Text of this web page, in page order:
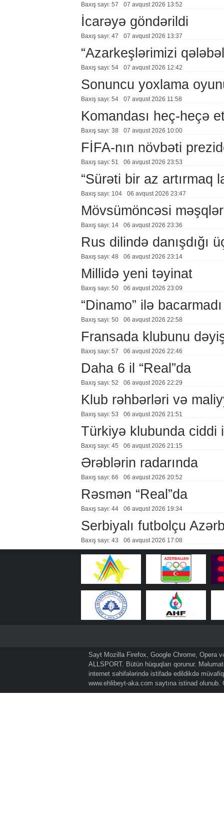
Baxış sayı: 57 07 avqust 2026 13:52
İcarəyə göndərildi
Baxış sayı: 47 07 avqust 2026 13:37
“Azarkeşlərimizi
Baxış sayı: 54 07 avqust 2026 12:42
Sonuncu yoxlama
Baxış sayı: 54 07 avqust 2026 11:58
Komandası heç-heçə
Baxış sayı: 38 07 avqust 2026 10:00
FİFA-nın növbəti
Baxış sayı: 51 06 avqust 2026 23:53
“Sürəti bir az artırmaq
Baxış sayı: 104 06 avqust 2026 23:47
Mövsümöncəsi
Baxış sayı: 14 06 avqust 2026 23:36
Rus dilində danışdığı
Baxış sayı: 48 06 avqust 2026 23:14
Millidə yeni təyinat
Baxış sayı: 50 06 avqust 2026 23:09
“Dinamo” ilə bacarmadı
Baxış sayı: 50 06 avqust 2026 22:58
Fransada klubunu
Baxış sayı: 57 06 avqust 2026 22:46
Daha 6 il “Real”da
Baxış sayı: 52 06 avqust 2026 22:29
Klub rəhbərləri və
Baxış sayı: 53 06 avqust 2026 21:51
Türkiyə klubunda ciddi
Baxış sayı: 45 06 avqust 2026 21:15
Ərəblərin radarında
Baxış sayı: 66 06 avqust 2026 20:52
Rəsmən “Real”da
Baxış sayı: 44 06 avqust 2026 19:34
Serbiyalı futbolçu
Baxış sayı: 43 06 avqust 2026 17:08
Sayt Mozilla Firefox, Google Chrome, Opera
ALLSPORT. Bütün hüquqları qorunur.
internet səhifələrində istifadə edildikdə
www.ehlibeyt-aka.com saytına istinad olunub.